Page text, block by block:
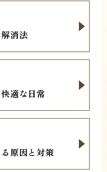
消法
適な日常
原因と対策